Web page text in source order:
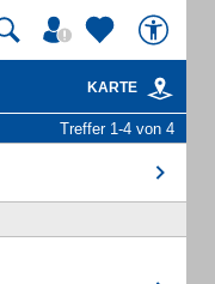
KARTE
Treffer 1-4 von 4